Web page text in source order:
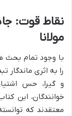
نقاط قوت:
مولانا
با وجود تمام بحث
را به اثری ماندگار
و گیرا، حس
خوانندگان، این
معتقدند که